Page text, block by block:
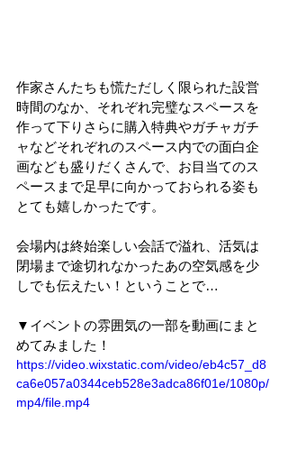
作家さんたちも慌ただしく限られた設営
時間のなか、それぞれ完璧なスペースを
作って下りさらに購入特典やガチャガチ
ャなどそれぞれのスペース内での面白企
画なども盛りだくさんで、お目当てのス
ペースまで足早に向かっておられる姿も
とても嬉しかったです。
会場内は終始楽しい会話で溢れ、活気は
閉場まで途切れなかったあの空気感を少
しでも伝えたい！ということで…
▼イベントの雰囲気の一部を動画にまと
めてみました！
https://video.wixstatic.com/video/eb4c57_d8
ca6e057a0344ceb528e3adca86f01e/1080p/
mp4/file.mp4